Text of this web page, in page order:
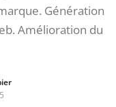
Génération
Amélioration du